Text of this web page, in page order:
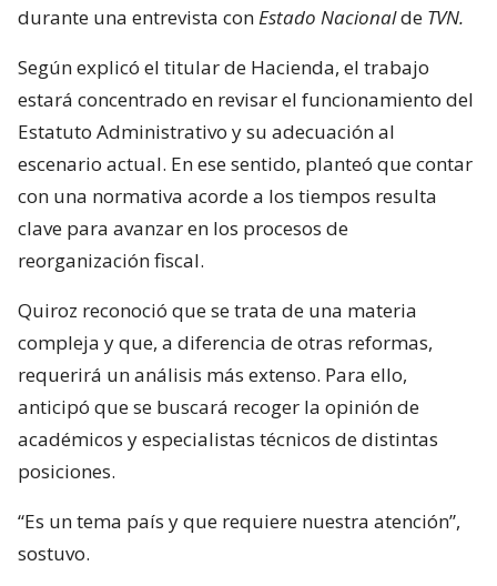
durante una entrevista conEstado Nacionalde TVN.
Según explicó el titular de Hacienda, el trabajo
estará concentrado en revisar el funcionamiento del
Estatuto Administrativo y su adecuación al
escenario actual. En ese sentido, planteó que contar
con una normativa acorde a los tiempos resulta
clave para avanzar en los procesos de
reorganización fiscal.
Quiroz reconoció que se trata de una materia
compleja y que, a diferencia de otras reformas,
requerirá un análisis más extenso. Para ello,
anticipó que se buscará recoger la opinión de
académicos y especialistas técnicos de distintas
posiciones.
“Es un tema país y que requiere nuestra atención”,
sostuvo.